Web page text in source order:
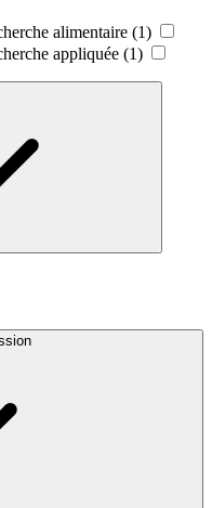
alimentaire (1)
appliquée (1)